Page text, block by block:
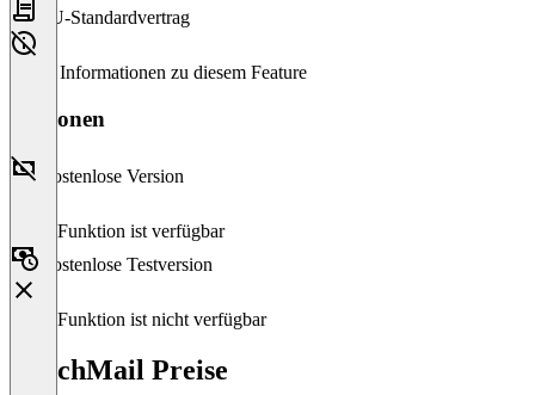
EU-Standardvertrag
Keine Informationen zu diesem Feature
Versionen
Kostenlose Version
Diese Funktion ist verfügbar
Kostenlose Testversion
Diese Funktion ist nicht verfügbar
ReachMail Preise